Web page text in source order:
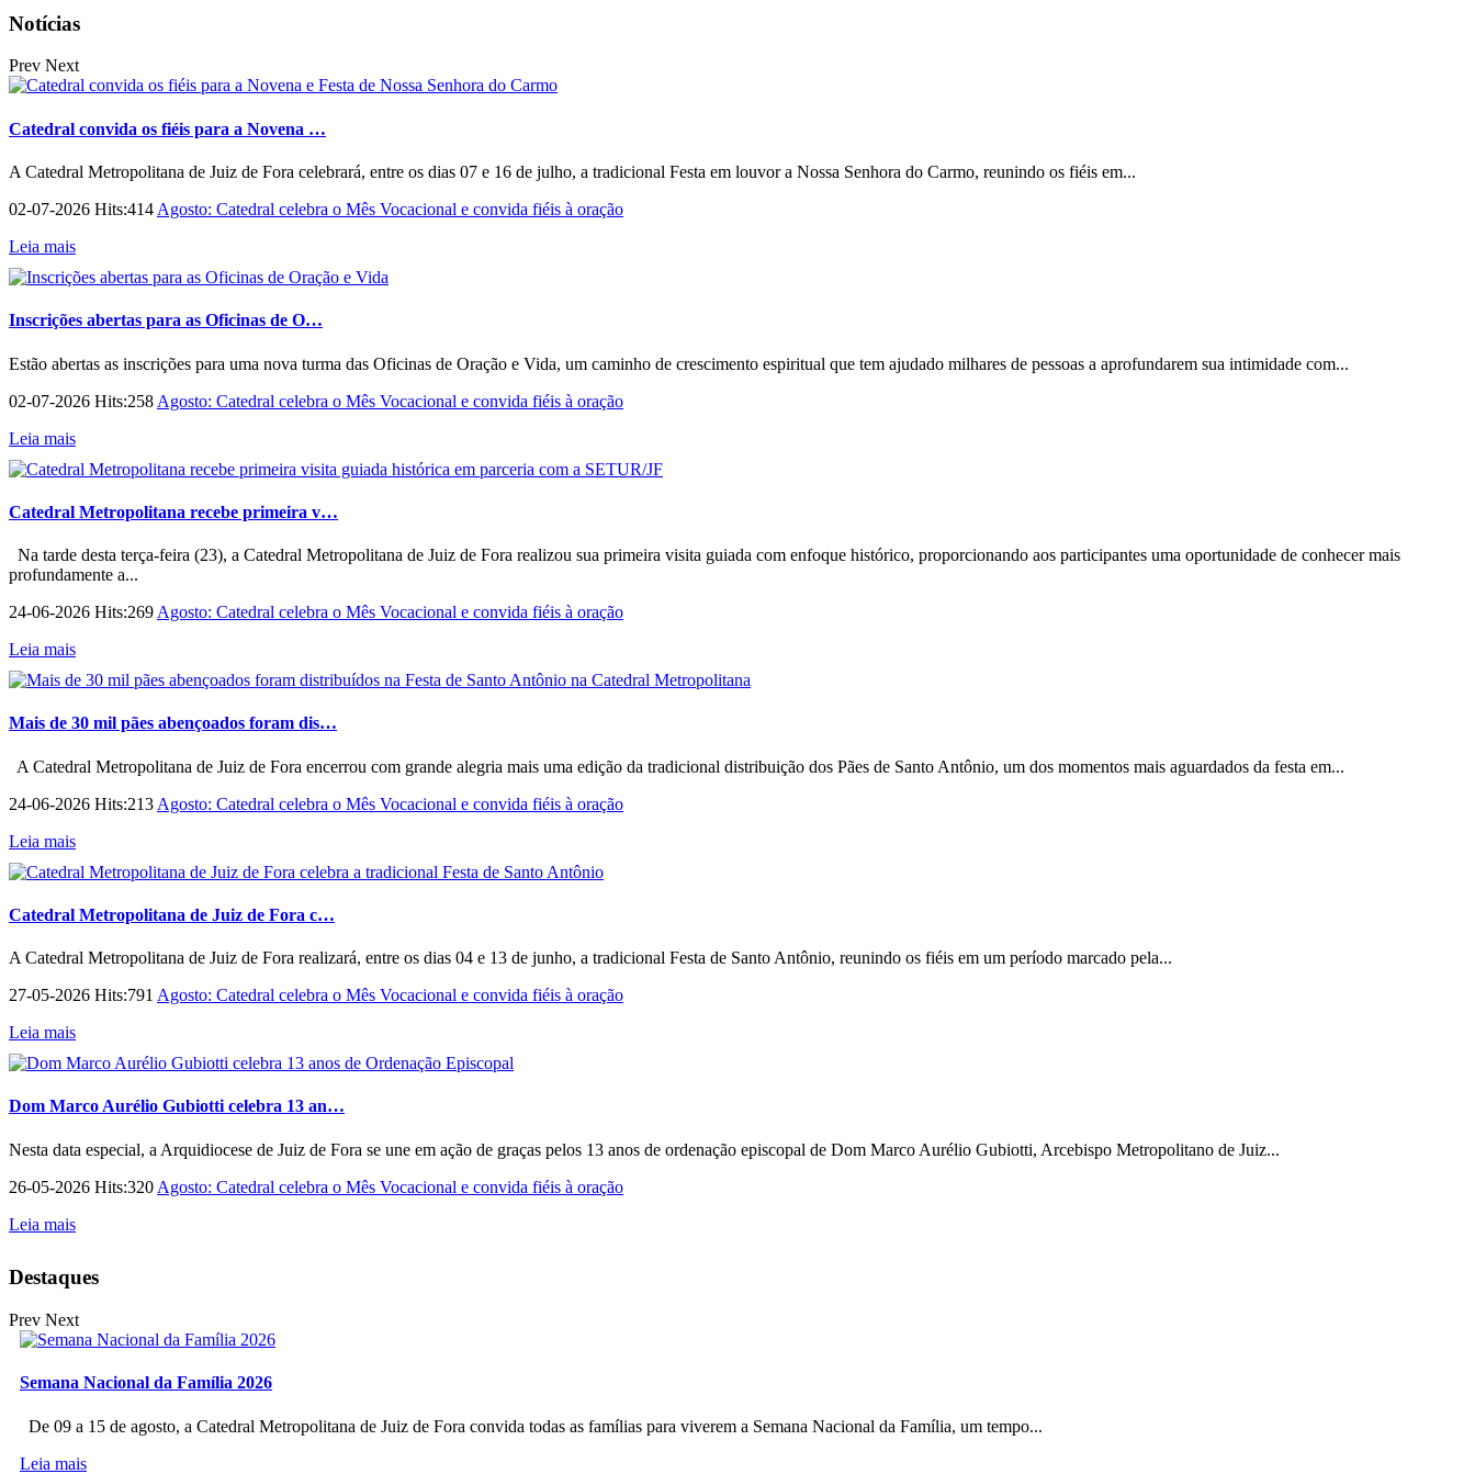
Notícias
Prev Next
Catedral convida os fiéis para a Novena …
A Catedral Metropolitana de Juiz de Fora celebrará, entre os dias 07 e 16 de julho, a tradicional Festa em louvor a Nossa Senhora do Carmo, reunindo os fiéis em...
02-07-2026 Hits:414 Agosto: Catedral celebra o Mês Vocacional e convida fiéis à oração
Leia mais
Inscrições abertas para as Oficinas de O…
Estão abertas as inscrições para uma nova turma das Oficinas de Oração e Vida, um caminho de crescimento espiritual que tem ajudado milhares de pessoas a aprofundarem sua intimidade com...
02-07-2026 Hits:258 Agosto: Catedral celebra o Mês Vocacional e convida fiéis à oração
Leia mais
Catedral Metropolitana recebe primeira v…
Na tarde desta terça-feira (23), a Catedral Metropolitana de Juiz de Fora realizou sua primeira visita guiada com enfoque histórico, proporcionando aos participantes uma oportunidade de conhecer mais
profundamente a...
24-06-2026 Hits:269 Agosto: Catedral celebra o Mês Vocacional e convida fiéis à oração
Leia mais
Mais de 30 mil pães abençoados foram dis…
A Catedral Metropolitana de Juiz de Fora encerrou com grande alegria mais uma edição da tradicional distribuição dos Pães de Santo Antônio, um dos momentos mais aguardados da festa em...
24-06-2026 Hits:213 Agosto: Catedral celebra o Mês Vocacional e convida fiéis à oração
Leia mais
Catedral Metropolitana de Juiz de Fora c…
A Catedral Metropolitana de Juiz de Fora realizará, entre os dias 04 e 13 de junho, a tradicional Festa de Santo Antônio, reunindo os fiéis em um período marcado pela...
27-05-2026 Hits:791 Agosto: Catedral celebra o Mês Vocacional e convida fiéis à oração
Leia mais
Dom Marco Aurélio Gubiotti celebra 13 an…
Nesta data especial, a Arquidiocese de Juiz de Fora se une em ação de graças pelos 13 anos de ordenação episcopal de Dom Marco Aurélio Gubiotti, Arcebispo Metropolitano de Juiz...
26-05-2026 Hits:320 Agosto: Catedral celebra o Mês Vocacional e convida fiéis à oração
Leia mais
Destaques
Prev Next
Semana Nacional da Família 2026
De 09 a 15 de agosto, a Catedral Metropolitana de Juiz de Fora convida todas as famílias para viverem a Semana Nacional da Família, um tempo...
Leia mais